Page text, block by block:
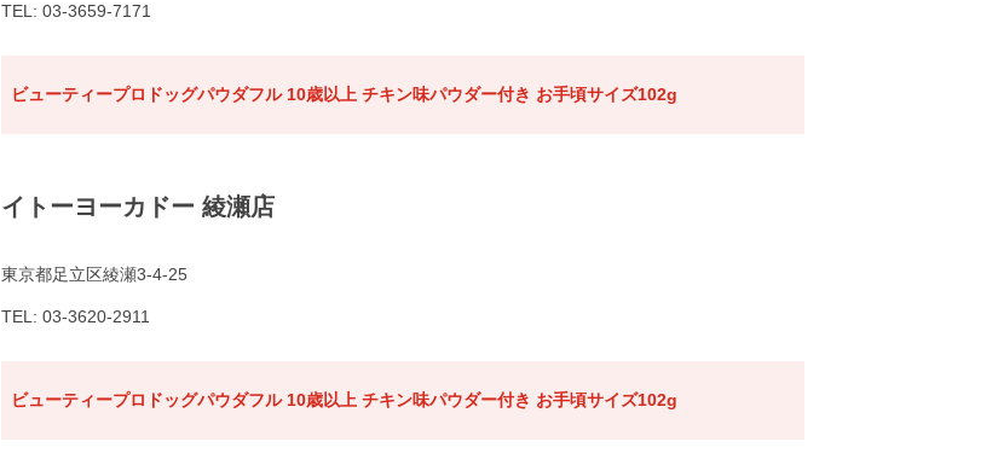
TEL: 03-3659-7171
ビューティープロドッグパウダフル 10歳以上 チキン味パウダー付き お手頃サイズ102g
イトーヨーカドー 綾瀬店
東京都足立区綾瀬3-4-25
TEL: 03-3620-2911
ビューティープロドッグパウダフル 10歳以上 チキン味パウダー付き お手頃サイズ102g